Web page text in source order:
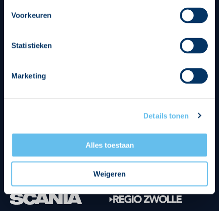
Voorkeuren
Statistieken
Marketing
Details tonen
Alles toestaan
Weigeren